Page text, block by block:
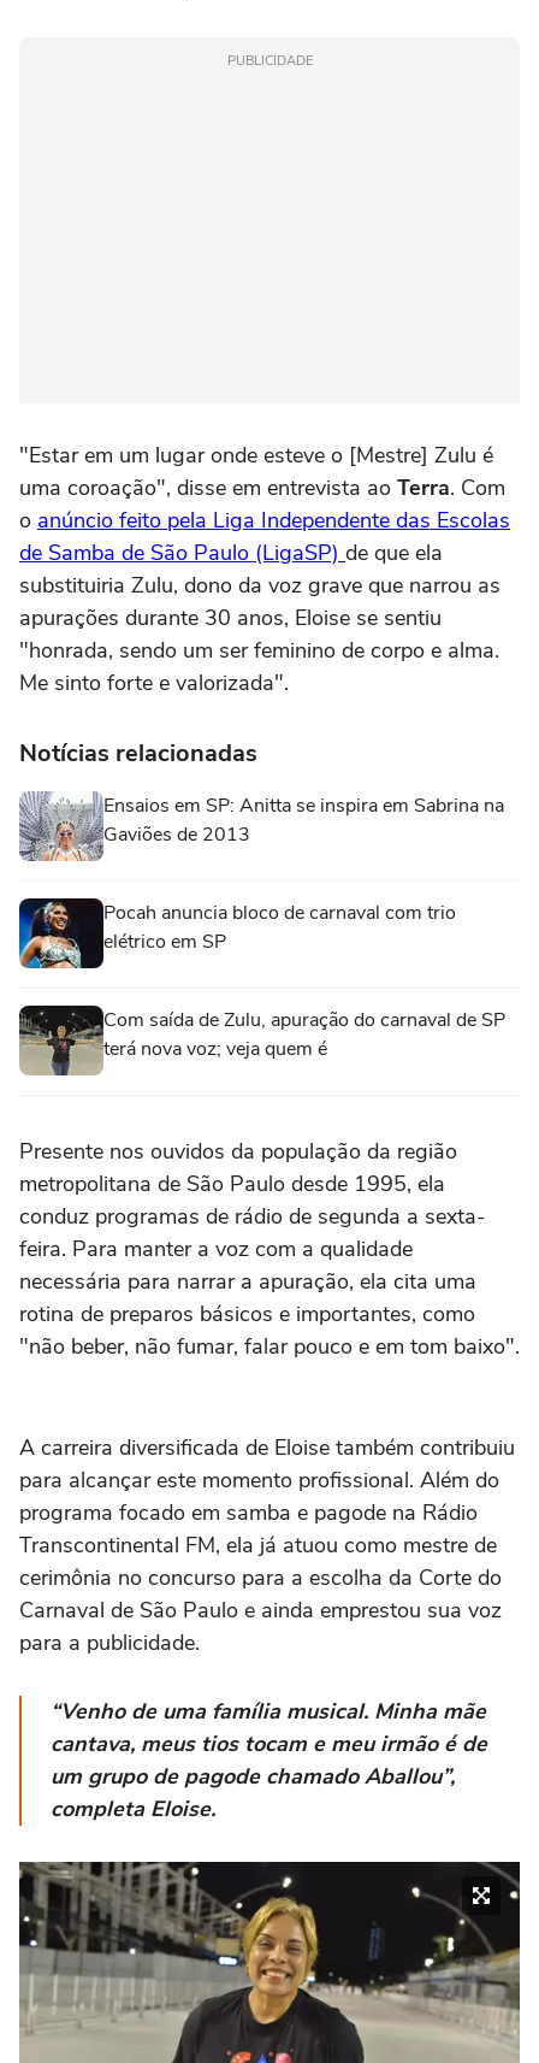
PUBLICIDADE
"Estar em um lugar onde esteve o [Mestre] Zulu é
uma coroação", disse em entrevista ao Terra. Com
o anúncio feito pela Liga Independente das Escolas
de Samba de São Paulo (LigaSP) de que ela
substituiria Zulu, dono da voz grave que narrou as
apurações durante 30 anos, Eloise se sentiu
"honrada, sendo um ser feminino de corpo e alma.
Me sinto forte e valorizada".
Notícias relacionadas
Ensaios em SP: Anitta se inspira em Sabrina na
Gaviões de 2013
Pocah anuncia bloco de carnaval com trio
elétrico em SP
Com saída de Zulu, apuração do carnaval de SP
terá nova voz; veja quem é
Presente nos ouvidos da população da região
metropolitana de São Paulo desde 1995, ela
conduz programas de rádio de segunda a sexta-
feira. Para manter a voz com a qualidade
necessária para narrar a apuração, ela cita uma
rotina de preparos básicos e importantes, como
"não beber, não fumar, falar pouco e em tom baixo".
A carreira diversificada de Eloise também contribuiu
para alcançar este momento profissional. Além do
programa focado em samba e pagode na Rádio
Transcontinental FM, ela já atuou como mestre de
cerimônia no concurso para a escolha da Corte do
Carnaval de São Paulo e ainda emprestou sua voz
para a publicidade.
“Venho de uma família musical. Minha mãe
cantava, meus tios tocam e meu irmão é de
um grupo de pagode chamado Aballou”,
completa Eloise.